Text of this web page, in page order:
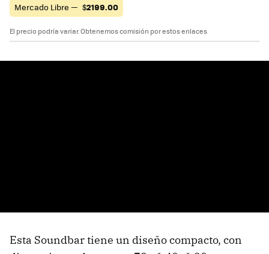
Mercado Libre — $2199.00
El precio podría variar. Obtenemos comisión por estos enlaces
Esta Soundbar tiene un diseño compacto, con